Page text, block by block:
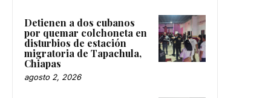
Detienen a dos cubanos
por quemar colchoneta en
disturbios de estación
migratoria de Tapachula,
Chiapas
agosto 2, 2026